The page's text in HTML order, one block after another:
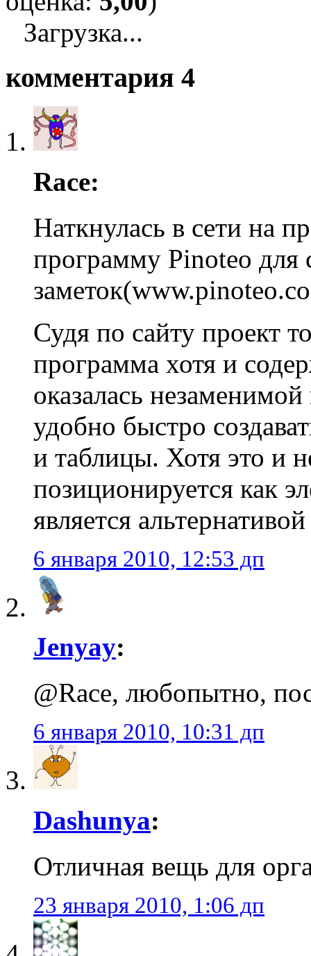
Загрузка...
комментария 4
Race:
Наткнулась в сети на
программу Pinoteo для
Судя по сайту проект
программа хотя и
оказалась
удобно быстро
и таблицы. Хотя это и
позиционируется как
является
6 января 2010, 12:53 дп
Jenyay:
@Race, любопытно,
6 января 2010, 10:31 дп
Dashunya:
Отличная вещь для
23 января 2010, 1:06 дп